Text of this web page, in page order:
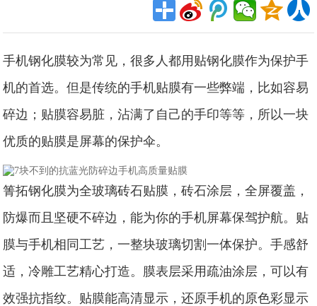
手机钢化膜较为常见，很多人都用贴钢化膜作为保护手
机的首选。但是传统的手机贴膜有一些弊端，比如容易
碎边；贴膜容易脏，沾满了自己的手印等等，所以一块
优质的贴膜是屏幕的保护伞。
箐拓钢化膜为全玻璃砖石贴膜，砖石涂层，全屏覆盖，
防爆而且坚硬不碎边，能为你的手机屏幕保驾护航。贴
膜与手机相同工艺，一整块玻璃切割一体保护。手感舒
适，冷雕工艺精心打造。膜表层采用疏油涂层，可以有
效强抗指纹。贴膜能高清显示，还原手机的原色彩显示